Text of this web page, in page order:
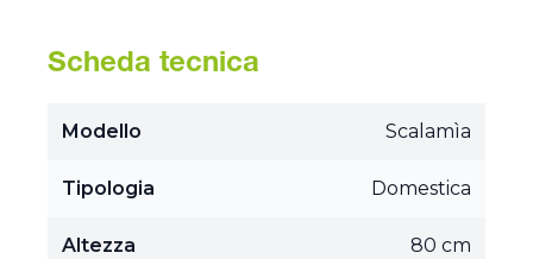
Scheda tecnica
Modello Scalamìa
Tipologia Domestica
Altezza 80 cm